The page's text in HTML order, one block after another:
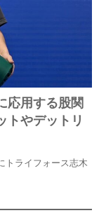
応用する股関
トやデットリ
トライフォース志木